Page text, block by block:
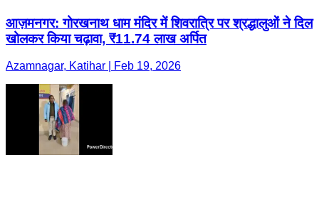
आज़मनगर: गोरखनाथ धाम मंदिर में शिवरात्रि पर श्रद्धालुओं ने दिल
खोलकर किया चढ़ावा, ₹11.74 लाख अर्पित
Azamnagar, Katihar | Feb 19, 2026